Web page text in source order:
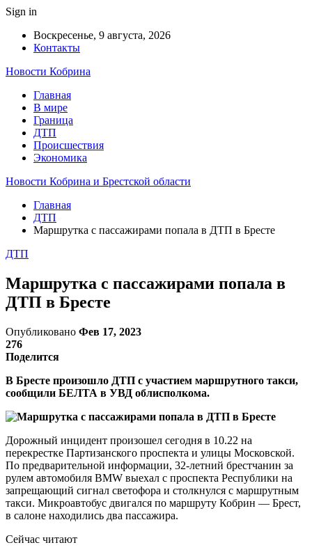
Sign in
Воскресенье, 9 августа, 2026
Контакты
Новости Кобрина
Главная
В мире
Граница
ДТП
Происшествия
Экономика
Новости Кобрина и Брестской области
Главная
ДТП
Маршрутка с пассажирами попала в ДТП в Бресте
ДТП
Маршрутка с пассажирами попала в
ДТП в Бресте
Опубликовано Фев 17, 2023
276
Поделится
В Бресте произошло ДТП с участием маршрутного такси,
сообщили БЕЛТА в УВД облисполкома.
Дорожный инцидент произошел сегодня в 10.22 на
перекрестке Партизанского проспекта и улицы Московской.
По предварительной информации, 32-летний брестчанин за
рулем автомобиля BMW выехал с проспекта Республики на
запрещающий сигнал светофора и столкнулся с маршрутным
такси. Микроавтобус двигался по маршруту Кобрин — Брест,
в салоне находились два пассажира.
Сейчас читают